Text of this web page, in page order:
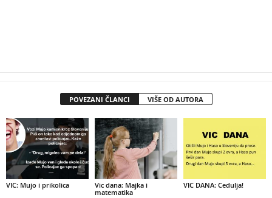
POVEZANI ČLANCI VIŠE OD AUTORA
VIC: Mujo i prikolica
Vic dana: Majka i
matematika
VIC DANA: Cedulja!